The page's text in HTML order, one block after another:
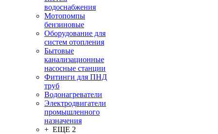
водоснабжения
Мотопомпы
бензиновые
Оборудование для
систем отопления
Бытовые
канализационные
насосные станции
Фитинги для ПНД
труб
Водонагреватели
Электродвигатели
промышленного
назначения
+ ЕЩЕ 2